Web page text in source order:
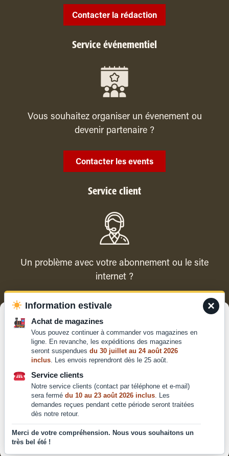
Pour offrir les meilleures expériences, nous utilisons des technologies
telles que les cookies pour stocker et/ou accéder aux informations des
appareils. Le fait de consentir à ces technologies nous permettra de
traiter des données telles que le comportement de navigation ou les ID
uniques sur ce site. Le fait de ne pas consentir ou de retirer son
consentement peut avoir un effet négatif sur certaines caractéristiques
et fonctions.
Accepter
Contacter la rédaction
Service événementiel
Vous souhaitez organiser un évenement ou
devenir partenaire ?
Contacter les events
Service client
Un problème avec votre abonnement ou le site
internet ?
Contacter le service client
Mentions légales
Conditions générales de
vente et d'utilisation
confidentialité
×
Information estivale
Achat de magazines
Vous pouvez continuer à commander vos magazines en
ligne. En revanche, les expéditions des magazines
seront suspendues du 30 juillet au 24 août 2026
inclus. Les envois reprendront dès le 25 août.
Service clients
Notre service clients (contact par téléphone et e-mail)
sera fermé du 10 au 23 août 2026 inclus. Les
demandes reçues pendant cette période seront traitées
dès notre retour.
Merci de votre compréhension. Nous vous souhaitons un
très bel été !